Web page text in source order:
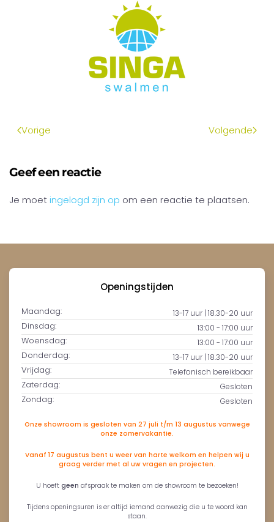
Vorige Volgende
Geef een reactie
Je moetingelogd zijn op om een reactie te plaatsen.
Openingstijden
Maandag: 13-17 uur | 18.30-20 uur
Dinsdag: 13:00 - 17:00 uur
Woensdag: 13:00 - 17:00 uur
Donderdag: 13-17 uur | 18.30-20 uur
Vrijdag: Telefonisch bereikbaar
Zaterdag: Gesloten
Zondag: Gesloten
Onze showroom is gesloten van 27 juli t/m 13 augustus vanwege
onze zomervakantie.
Vanaf 17 augustus bent u weer van harte welkom en helpen wij u
graag verder met al uw vragen en projecten.
U hoeft geen afspraak te maken om de showroom te bezoeken!
Tijdens openingsuren is er altijd iemand aanwezig die u te woord kan
staan.